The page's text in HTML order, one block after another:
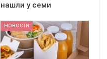
нашли у семи
НОВОСТИ